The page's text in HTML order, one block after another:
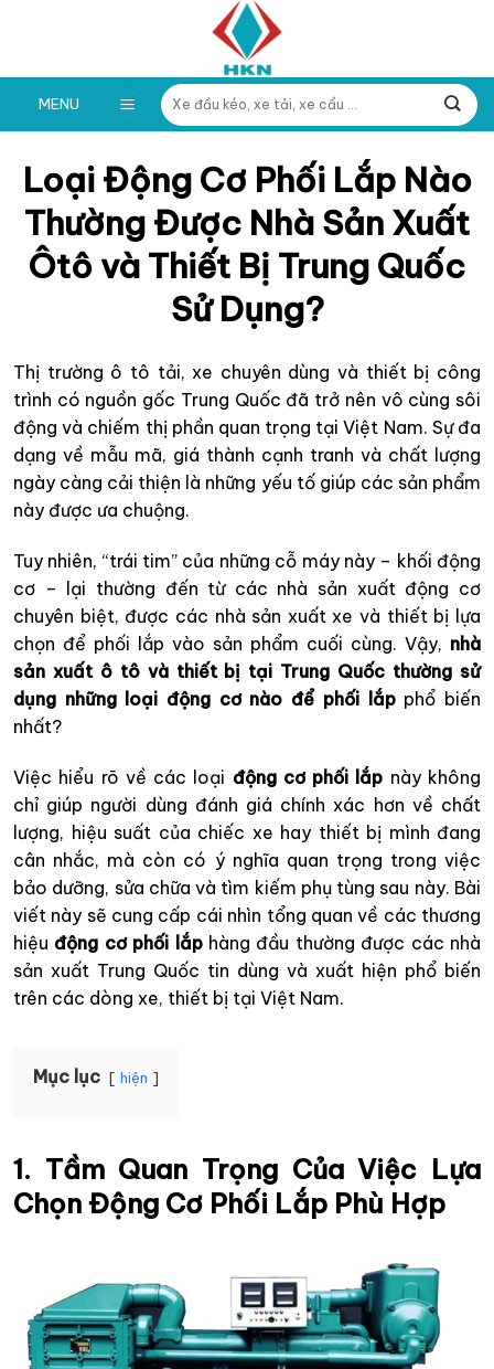
MENU
Tìm
kiếm:
Loại Động Cơ Phối Lắp Nào
Thường Được Nhà Sản Xuất
Ôtô và Thiết Bị Trung Quốc
Sử Dụng?
Thị trường ô tô tải, xe chuyên dùng và thiết bị công
trình có nguồn gốc Trung Quốc đã trở nên vô cùng sôi
động và chiếm thị phần quan trọng tại Việt Nam. Sự đa
dạng về mẫu mã, giá thành cạnh tranh và chất lượng
ngày càng cải thiện là những yếu tố giúp các sản phẩm
này được ưa chuộng.
Tuy nhiên, “trái tim” của những cỗ máy này – khối động
cơ – lại thường đến từ các nhà sản xuất động cơ
chuyên biệt, được các nhà sản xuất xe và thiết bị lựa
chọn để phối lắp vào sản phẩm cuối cùng. Vậy, nhà
sản xuất ô tô và thiết bị tại Trung Quốc thường sử
dụng những loại động cơ nào để phối lắpphổ biến
nhất?
Việc hiểu rõ về các loại động cơ phối lắp này không
chỉ giúp người dùng đánh giá chính xác hơn về chất
lượng, hiệu suất của chiếc xe hay thiết bị mình đang
cân nhắc, mà còn có ý nghĩa quan trọng trong việc
bảo dưỡng, sửa chữa và tìm kiếm phụ tùng sau này. Bài
viết này sẽ cung cấp cái nhìn tổng quan về các thương
hiệu động cơ phối lắphàng đầu thường được các nhà
sản xuất Trung Quốc tin dùng và xuất hiện phổ biến
trên các dòng xe, thiết bị tại Việt Nam.
Mục lục hiện
1. Tầm Quan Trọng Của Việc Lựa
Chọn Động Cơ Phối Lắp Phù Hợp